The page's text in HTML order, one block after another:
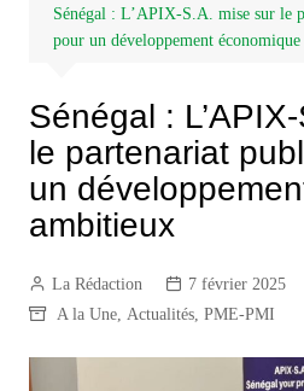
Sénégal : L’APIX-S.A. mise sur le
pour un développement
Sénégal :
le partenariat
un
ambitieux
La Rédaction 7 février 2025
A la Une, Actualités, PME-PMI